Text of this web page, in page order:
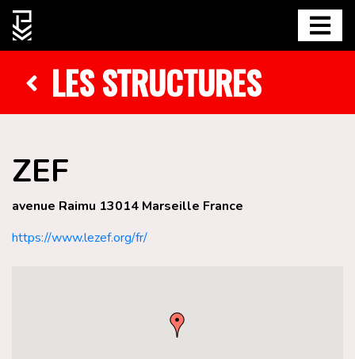
LES STRUCTURES
ZEF
avenue Raimu 13014 Marseille France
https://www.lezef.org/fr/